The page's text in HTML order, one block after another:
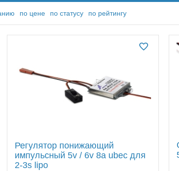
по цене по статусу по рейтингу
Регулятор понижающий
импульсный 5v / 6v 8a ubec для
2-3s lipo